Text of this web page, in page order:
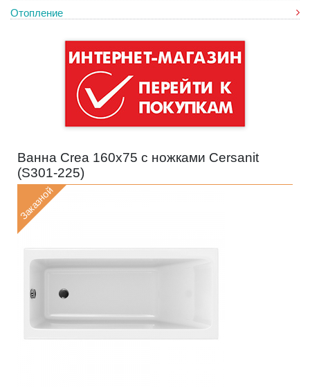
Отопление
Ванна Crea 160x75 с ножками Cersanit
(S301-225)
Заказной